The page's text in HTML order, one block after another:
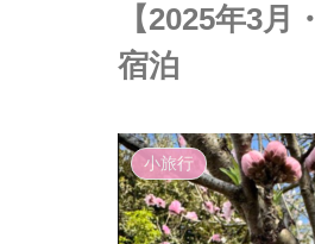
【2025年3
宿泊
小旅行